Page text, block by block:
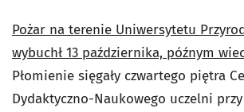
Pożar na terenie Uniwersytetu
wybuchł 13 października, późnym
Płomienie sięgały czwartego piętra
Dydaktyczno-Naukowego uczelni